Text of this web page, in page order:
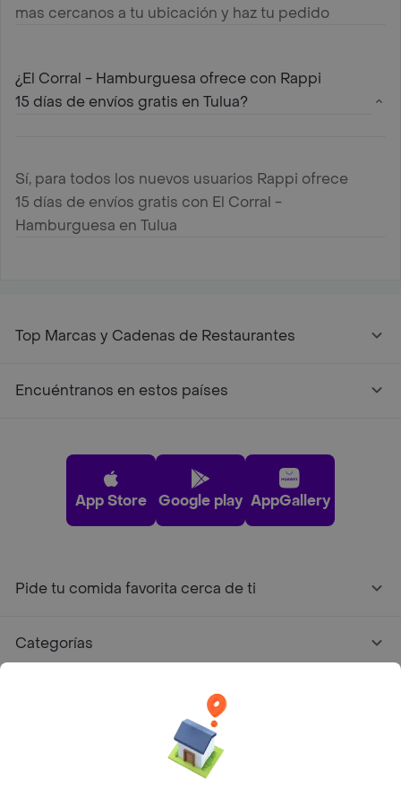
mas cercanos a tu ubicación y haz tu pedido
¿El Corral - Hamburguesa ofrece con Rappi
15 días de envíos gratis en Tulua?
Sí, para todos los nuevos usuarios Rappi ofrece
15 días de envíos gratis con El Corral -
Hamburguesa en Tulua
Top Marcas y Cadenas de Restaurantes
Encuéntranos en estos países
App Store Google play AppGallery
Pide tu comida favorita cerca de ti
Categorías